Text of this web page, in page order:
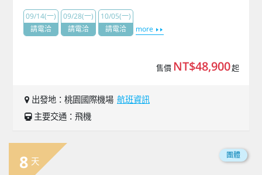
09/14(一)
請電洽
09/28(一)
請電洽
10/05(一)
請電洽
more
售價 NT$48,900起
出發地：桃園國際機場 航班資訊
主要交通：飛機
8 天
團體